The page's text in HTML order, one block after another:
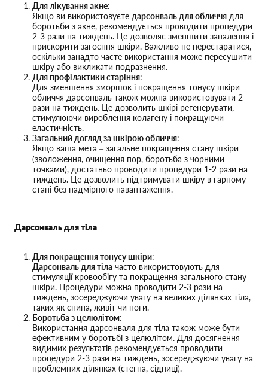
Для лікування акне:
Якщо ви використовуєте дарсонваль для обличчя для
боротьби з акне, рекомендується проводити процедури
2-3 рази на тиждень. Це дозволяє зменшити запалення і
прискорити загоєння шкіри. Важливо не перестаратися,
оскільки занадто часте використання може пересушити
шкіру або викликати подразнення.
Для профілактики старіння:
Для зменшення зморшок і покращення тонусу шкіри
обличчя дарсонваль також можна використовувати 2
рази на тиждень. Це дозволить шкірі регенерувати,
стимулюючи вироблення колагену і покращуючи
еластичність.
Загальний догляд за шкірою обличчя:
Якщо ваша мета – загальне покращення стану шкіри
(зволоження, очищення пор, боротьба з чорними
точками), достатньо проводити процедури 1-2 рази на
тиждень. Це дозволить підтримувати шкіру в гарному
стані без надмірного навантаження.
Дарсонваль для тіла
Для покращення тонусу шкіри:
Дарсонваль для тіла часто використовують для
стимуляції кровообігу та покращення загального стану
шкіри. Процедури можна проводити 2-3 рази на
тиждень, зосереджуючи увагу на великих ділянках тіла,
таких як спина, живіт чи ноги.
Боротьба з целюлітом:
Використання дарсонваля для тіла також може бути
ефективним у боротьбі з целюлітом. Для досягнення
видимих результатів рекомендується проводити
процедури 2-3 рази на тиждень, зосереджуючи увагу на
проблемних ділянках (стегна, сідниці).